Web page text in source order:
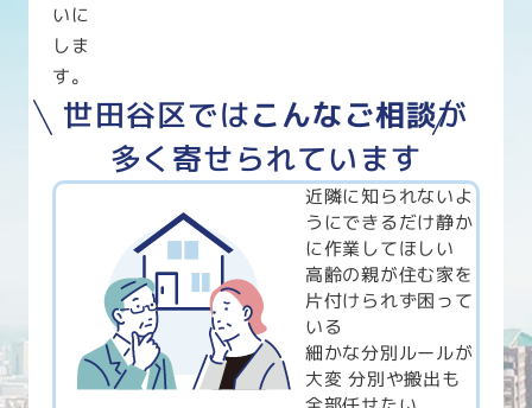
いに
しま
す。
世田谷区ではこんなご相談が
多く寄せられています
近隣に知られないよ
うにできるだけ静か
に作業してほしい
高齢の親が住む家を
片付けられず困って
いる
細かな分別ルールが
大変 分別や搬出も